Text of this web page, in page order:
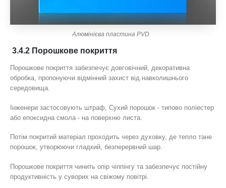
Алюмінієва пластина PVD
3.4.2 Порошкове покриття
Порошкове покриття забезпечує довговічний, декоративна
обробка, пропонуючи відмінний захист від навколишнього
середовища.
Інженери застосовують штраф, Сухий порошок - типово поліестер
або епоксидна смола - на поверхню листа.
Потім покритий матеріал проходить через духовку, де тепло тане
порошок, утворюючи гладкий, безперервний шар.
Порошкове покриття чинить опір чіппінгу та забезпечує постійну
продуктивність у суворих на свіжому повітрі.